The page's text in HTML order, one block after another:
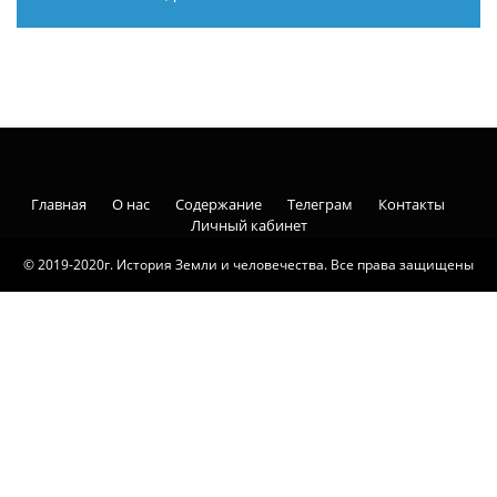
© 2019-2020г. История Земли и человечества. Все права защищены
Главная О нас Содержание Телеграм
Контакты
Личный кабинет